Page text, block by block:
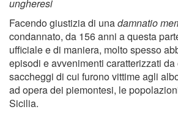
ungheresi
Facendo giustizia di unadamnatio
condannato, da 156 anni a questa
ufficiale e di maniera, molto spesso
episodi e avvenimenti caratterizzati
saccheggi di cui furono vittime agli
ad opera dei piemontesi, le
Sicilia.